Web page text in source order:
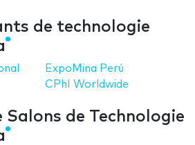
de technologie
ExpoMina Perú
CPhI Worldwide
Salons de Technologie